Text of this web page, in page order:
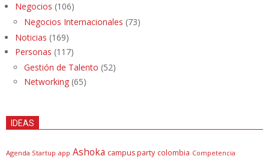
Negocios (106)
Negocios Internacionales (73)
Noticias (169)
Personas (117)
Gestión de Talento (52)
Networking (65)
IDEAS
Agenda Startup app Ashoka campus party colombia Competencia